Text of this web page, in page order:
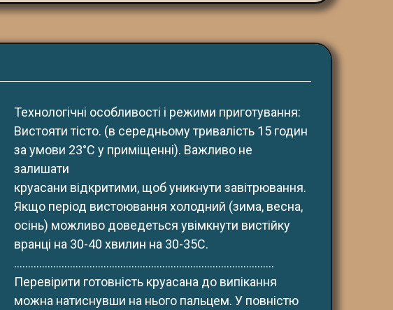
Технологічні особливості і режими приготування:
Вистояти тісто. (в середньому тривалість 15 годин
за умови 23°С у приміщенні). Важливо не
залишати
круасани відкритими, щоб уникнути завітрювання.
Якщо період вистоювання холодний (зима, весна,
осінь) можливо доведеться увімкнути вистійку
вранці на 30-40 хвилин на 30-35С.
.............................................................................................
Перевірити готовність круасана до випікання
можна натиснувши на нього пальцем. У повністю